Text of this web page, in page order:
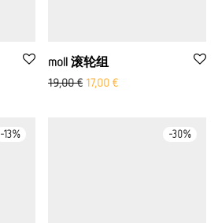
moll 滚轮组
19,00€ 原价：19,00 欧元
17,00 €当前价格为：17,00
-13% -30%